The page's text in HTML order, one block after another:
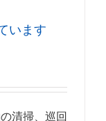
います
清掃、巡回